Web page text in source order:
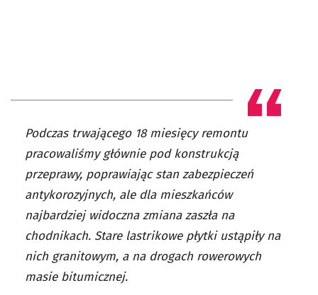
Podczas trwającego 18 miesięcy remontu
pracowaliśmy głównie pod konstrukcją
przeprawy, poprawiając stan zabezpieczeń
antykorozyjnych, ale dla mieszkańców
najbardziej widoczna zmiana zaszła na
chodnikach. Stare lastrikowe płytki ustąpiły na
nich granitowym, a na drogach rowerowych
masie bitumicznej.